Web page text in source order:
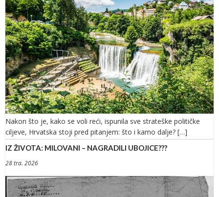
Nakon što je, kako se voli reći, ispunila sve strateške političke
ciljeve, Hrvatska stoji pred pitanjem: što i kamo dalje? […]
IZ ŽIVOTA: MILOVANI – NAGRADILI UBOJICE???
28 tra. 2026